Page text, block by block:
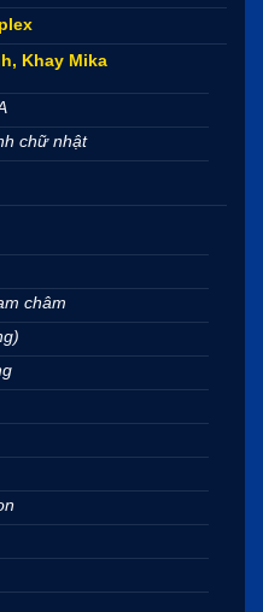
Khay Mika
chữ nhật
châm